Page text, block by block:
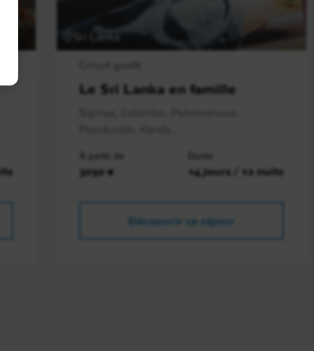
Le Sri Lanka en famille
À partir de
3030 €
Durée
14 jours / 12 nuits
Découvrir ce séjour